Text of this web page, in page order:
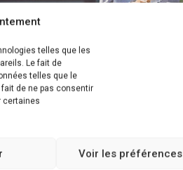
telles que les
Le fait de
telles que le
de ne pas consentir
certaines
Voir les préférences